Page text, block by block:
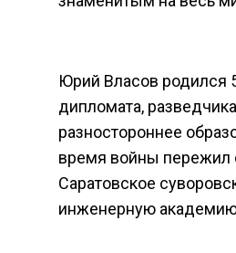
Юрий Власов родился
дипломата,
разностороннее
время войны пережил
Саратовское
инженерную